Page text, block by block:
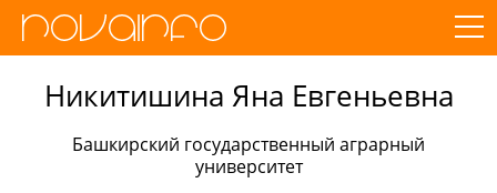
Никитишина Яна Евгеньевна
Башкирский государственный аграрный
университет